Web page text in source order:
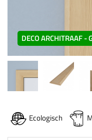
DECO ARCHITRAAF -
Ecologisch